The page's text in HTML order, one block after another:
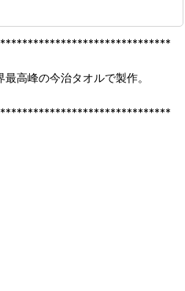
高峰の今治タオルで製作。